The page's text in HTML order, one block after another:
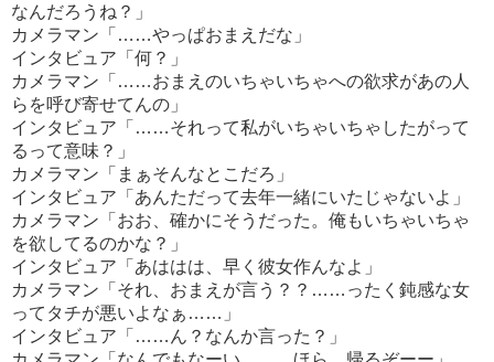
なんだろうね？」
カメラマン「……やっぱおまえだな」
インタビュア「何？」
カメラマン「……おまえのいちゃいちゃへの欲求があの人
らを呼び寄せてんの」
インタビュア「……それって私がいちゃいちゃしたがって
るって意味？」
カメラマン「まぁそんなとこだろ」
インタビュア「あんただって去年一緒にいたじゃないよ」
カメラマン「おお、確かにそうだった。俺もいちゃいちゃ
を欲してるのかな？」
インタビュア「あははは、早く彼女作んなよ」
カメラマン「それ、おまえが言う？？……ったく鈍感な女
ってタチが悪いよなぁ……」
インタビュア「……ん？なんか言った？」